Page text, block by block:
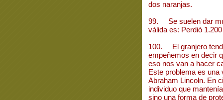
dos naranjas.
99. Se suelen dar
válida es: Perdió
100. El granjero
empeñemos en decir
eso nos van a hacer
Este problema es una
Abraham Lincoln. En
individuo que
sino una forma de